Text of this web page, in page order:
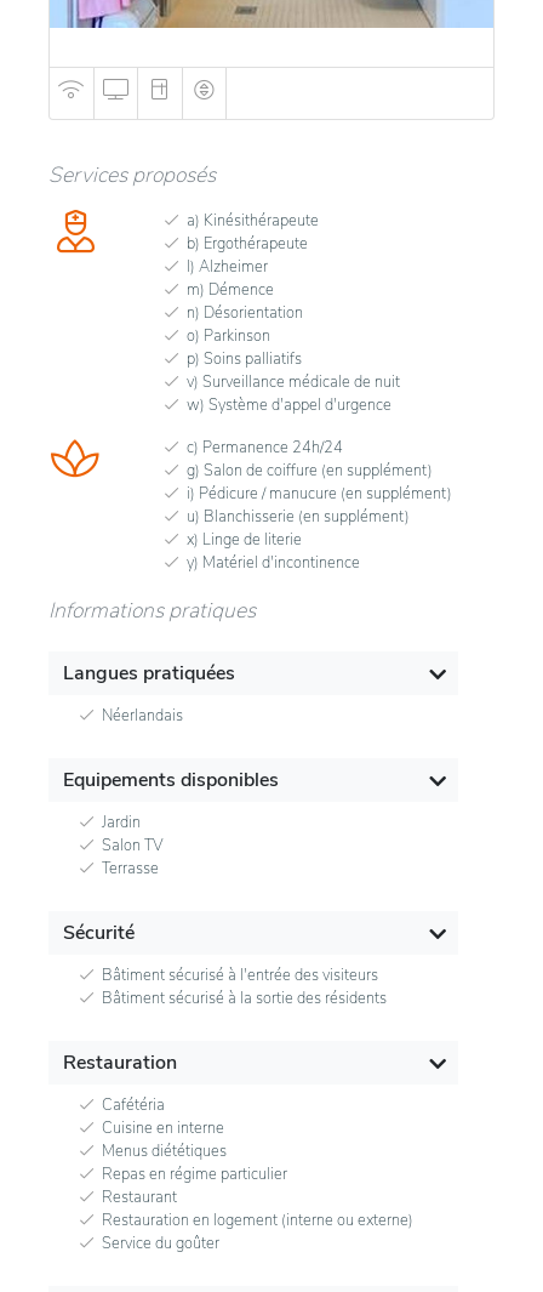
Services proposés
a) Kinésithérapeute
b) Ergothérapeute
l) Alzheimer
m) Démence
n) Désorientation
o) Parkinson
p) Soins palliatifs
v) Surveillance médicale de nuit
w) Système d'appel d'urgence
c) Permanence 24h/24
g) Salon de coiffure (en supplément)
i) Pédicure / manucure (en supplément)
u) Blanchisserie (en supplément)
x) Linge de literie
y) Matériel d'incontinence
Informations pratiques
Langues pratiquées
Néerlandais
Equipements disponibles
Jardin
Salon TV
Terrasse
Sécurité
Bâtiment sécurisé à l'entrée des visiteurs
Bâtiment sécurisé à la sortie des résidents
Restauration
Cafétéria
Cuisine en interne
Menus diététiques
Repas en régime particulier
Restaurant
Restauration en logement (interne ou externe)
Service du goûter